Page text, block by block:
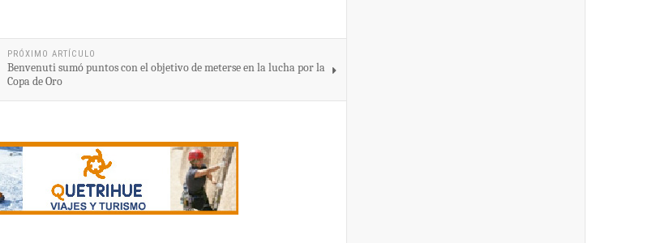
PRÓXIMO ARTÍCULO
Benvenuti sumó puntos con el objetivo de meterse en la lucha por la
Copa de Oro